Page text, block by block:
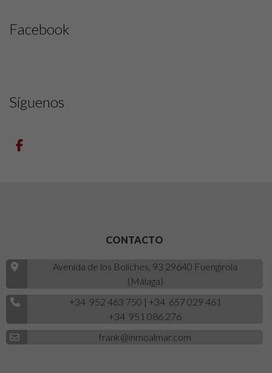
Facebook
Síguenos
CONTACTO
Avenida de los Boliches, 93 29640 Fuengirola
(Málaga)
+34 952 463 750 | +34 657 029 461
+34 951 086 276
frank@inmoalmar.com